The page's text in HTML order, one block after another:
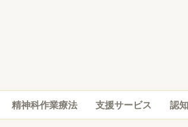
精神科作業療法 支援サービス 認